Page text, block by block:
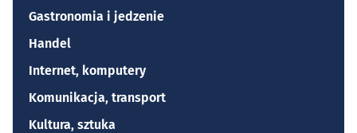
Gastronomia i jedzenie
Handel
Internet, komputery
Komunikacja, transport
Kultura, sztuka